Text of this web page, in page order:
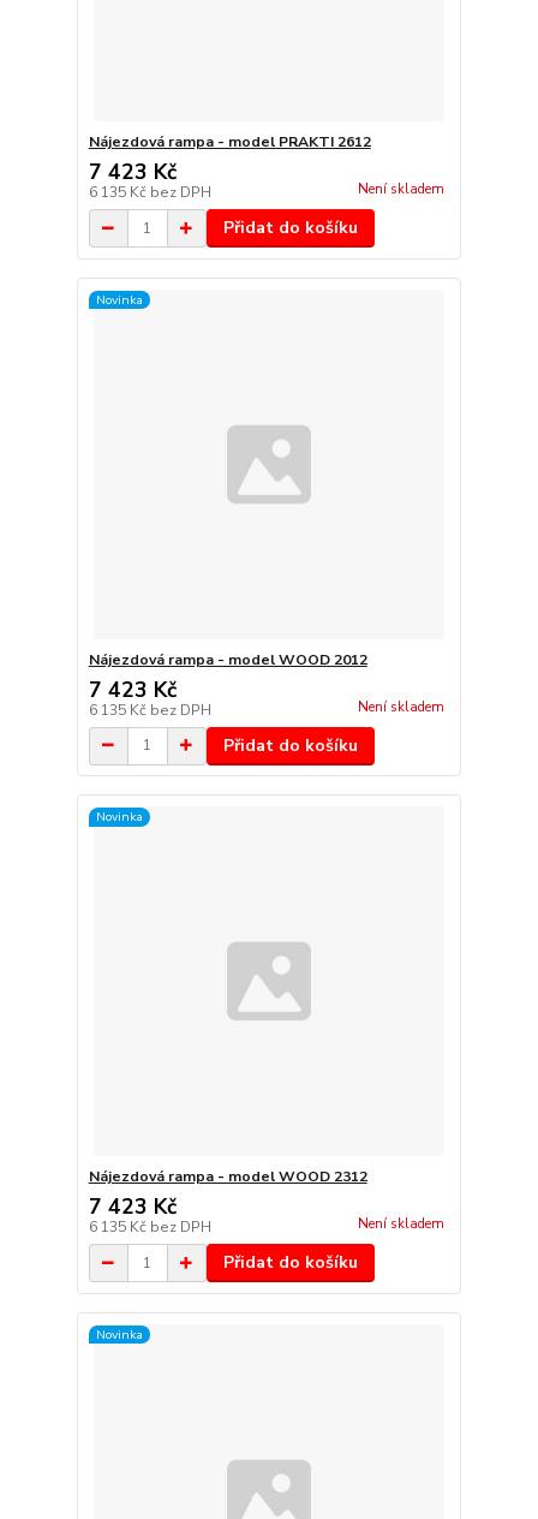
Nájezdová rampa - model PRAKTI 2612
7 423 Kč
6 135 Kč bez DPH Není skladem
Přidat do košíku
Novinka
Nájezdová rampa - model WOOD 2012
7 423 Kč
6 135 Kč bez DPH Není skladem
Přidat do košíku
Novinka
Nájezdová rampa - model WOOD 2312
7 423 Kč
6 135 Kč bez DPH Není skladem
Přidat do košíku
Novinka